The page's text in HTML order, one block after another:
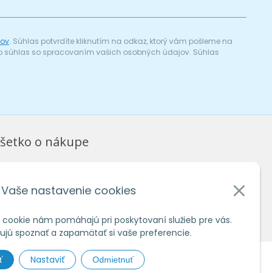
Vaše nastavenie cookies
cookie nám pomáhajú pri poskytovaní služieb pre vás.
spoznať a zapamätať si vaše preferencie.
Nastaviť Odmietnuť
. Súhlas potvrdíte kliknutím na odkaz, ktorý vám pošleme na
súhlas so spracovaním vašich osobných údajov. Súhlas
o nákupe
Ochrana osobných údajov
spoločnostiWEBYGROUP